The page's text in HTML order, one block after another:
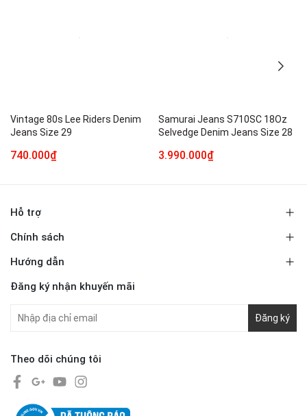
Vintage 80s Lee Riders Denim
Jeans Size 29
740.000₫
Samurai Jeans S710SC 18Oz
Selvedge Denim Jeans Size 28
3.990.000₫
Hỗ trợ
Chính sách
Hướng dẫn
Đăng ký nhận khuyến mãi
Đăng ký
Theo dõi chúng tôi